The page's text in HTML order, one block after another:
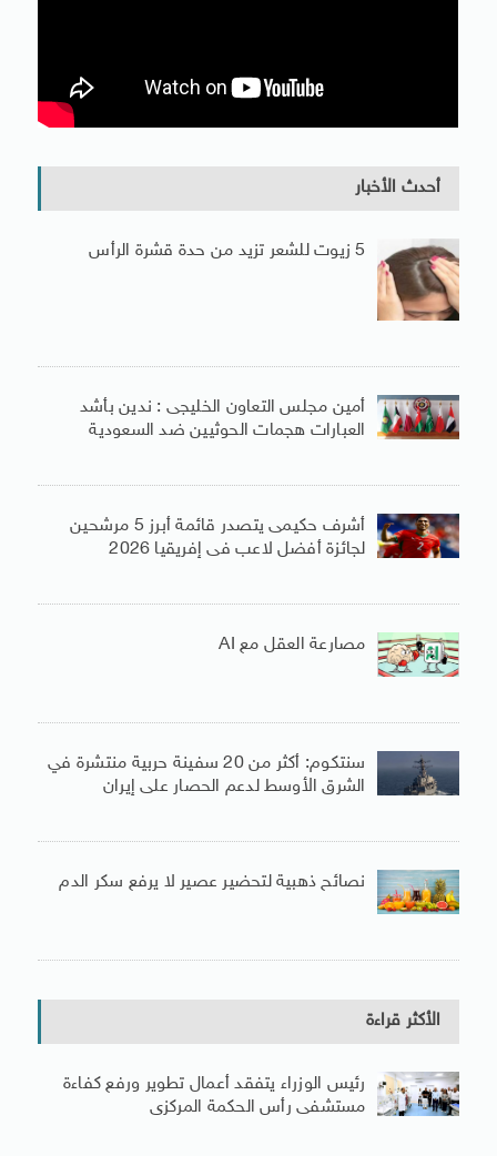
أحدث الأخبار
5 زيوت للشعر تزيد من حدة قشرة الرأس
أمين مجلس التعاون الخليجى : ندين بأشد
العبارات هجمات الحوثيين ضد السعودية
أشرف حكيمى يتصدر قائمة أبرز 5 مرشحين
لجائزة أفضل لاعب فى إفريقيا 2026
مصارعة العقل مع AI
سنتكوم: أكثر من 20 سفينة حربية منتشرة في
الشرق الأوسط لدعم الحصار على إيران
نصائح ذهبية لتحضير عصير لا يرفع سكر الدم
الأكثر قراءة
رئيس الوزراء يتفقد أعمال تطوير ورفع كفاءة
مستشفى رأس الحكمة المركزى